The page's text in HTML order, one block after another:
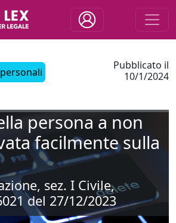
Pubblicato il
10/1/2024
persona a non
facilmente sulla
sez. I Civile,
del 27/12/2023